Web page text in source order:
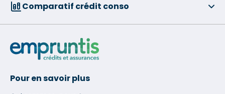
Comparatif crédit conso
Pour en savoir plus